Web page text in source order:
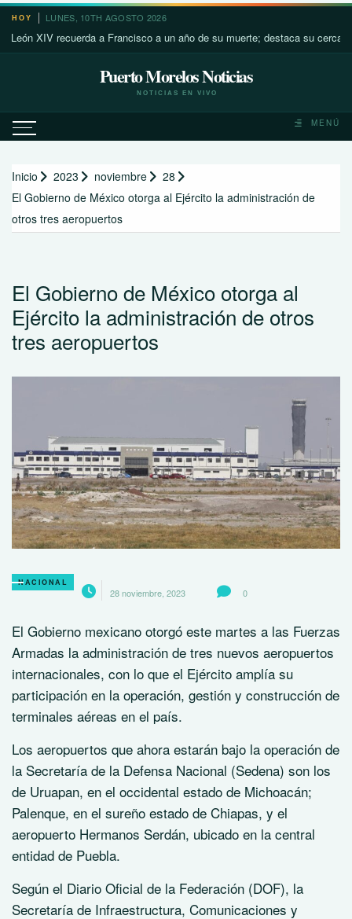
Saltar
contenido
HOY LUNES, 10TH AGOSTO 2026
XIV recuerda a Francisco a un año de su muerte; destaca su cercanía con
Puerto Morelos Noticias
NOTICIAS EN VIVO
MENÚ
Inicio 2023 noviembre
28
El Gobierno de México otorga al Ejército la administración de
otros tres aeropuertos
El Gobierno de México otorga al
Ejército la administración de otros
tres aeropuertos
NACIONAL
28 noviembre, 2023 0
El Gobierno mexicano otorgó este martes a las Fuerzas
Armadas la administración de tres nuevos aeropuertos
internacionales, con lo que el Ejército amplía su
participación en la operación, gestión y construcción de
terminales aéreas en el país.
Los aeropuertos que ahora estarán bajo la operación de
la Secretaría de la Defensa Nacional (Sedena) son los
de Uruapan, en el occidental estado de Michoacán;
Palenque, en el sureño estado de Chiapas, y el
aeropuerto Hermanos Serdán, ubicado en la central
entidad de Puebla.
Según el Diario Oficial de la Federación (DOF), la
Secretaría de Infraestructura, Comunicaciones y